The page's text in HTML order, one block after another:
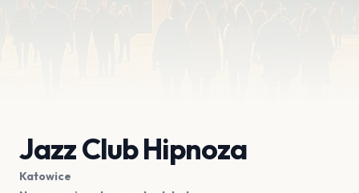
Jazz Club Hipnoza
Katowice